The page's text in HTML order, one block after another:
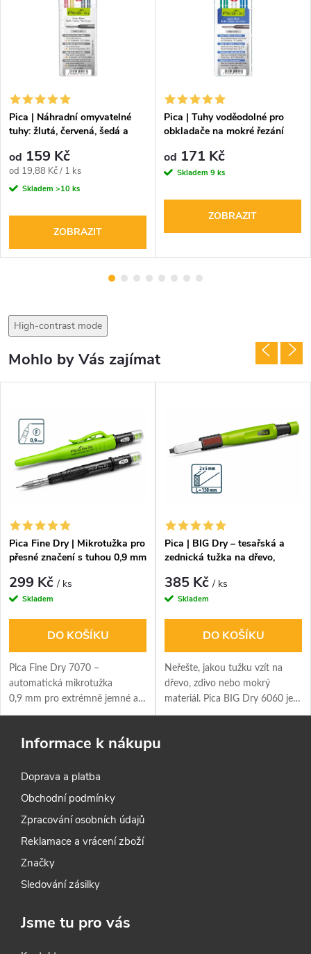
Pica | Náhradní omyvatelné
tuhy: žlutá, červená, šedá a
od 159 Kč
Měrná
cena:
od 19,88 Kč / 1 ks
Skladem >10 ks
ZOBRAZIT
Pica | Tuhy voděodolné pro
obkladače na mokré řezání
od 171 Kč
Skladem 9 ks
ZOBRAZIT
High-contrast mode
Mohlo by Vás zajímat
Pica Fine Dry | Mikrotužka pro
přesné značení s tuhou 0,9 mm
299 Kč/ ks
Skladem
DO KOŠÍKU
Pica Fine Dry 7070 –
automatická mikrotužka
0,9 mm pro extrémně jemné a
přesné značení – bez ostření, s
proti prachu a vodě, praktická
Přesně to, co potřebuje každý
Pica | BIG Dry – tesařská a
zednická tužka na dřevo,
385 Kč/ ks
Skladem
DO KOŠÍKU
Neřešte, jakou tužku vzít na
dřevo, zdivo nebo mokrý
materiál. Pica BIG Dry 6060 je
jedna značkovací tužka pro více
Informace k nákupu
Doprava a platba
Obchodní podmínky
Zpracování osobních údajů
Reklamace a vrácení zboží
Značky
Sledování zásilky
Jsme tu pro vás